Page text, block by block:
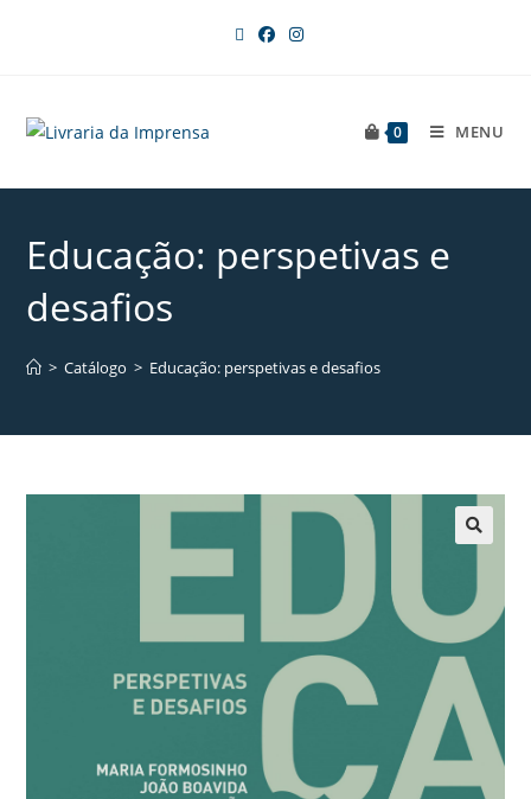
0 MENU
Educação: perspetivas e
desafios
> Catálogo > Educação: perspetivas e desafios